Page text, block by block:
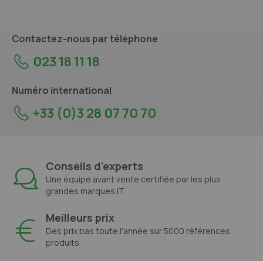
Contactez-nous par téléphone
023 18 11 18
Numéro international
+33 (0)3 28 07 70 70
Conseils d'experts
Une équipe avant vente certifiée par les plus
grandes marques IT.
Meilleurs prix
Des prix bas toute l'année sur 5000 références
produits.